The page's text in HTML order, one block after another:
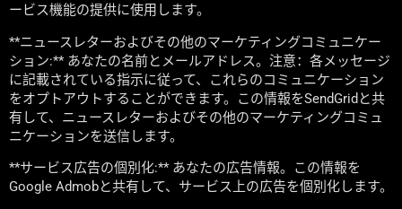
ービス機能の提供に使用します。
**ニュースレターおよびその他のマーケティングコミュニケー
ション:** あなたの名前とメールアドレス。注意：各メッセージ
に記載されている指示に従って、これらのコミュニケーション
をオプトアウトすることができます。この情報をSendGridと共
有して、ニュースレターおよびその他のマーケティングコミュ
ニケーションを送信します。
**サービス広告の個別化:** あなたの広告情報。この情報を
Google Admobと共有して、サービス上の広告を個別化します。